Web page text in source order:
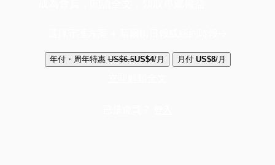
年付・周年特惠 US$6.5US$4/月 月付 US$8/月